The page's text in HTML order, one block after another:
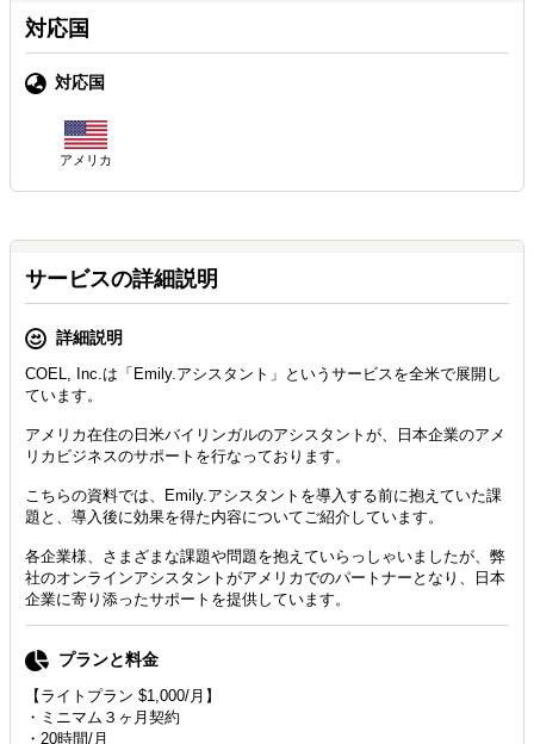
対応国
対応国
アメリカ
サービスの詳細説明
詳細説明
COEL, Inc.は「Emily.アシスタント」というサービスを全米で展開し
ています。
アメリカ在住の日米バイリンガルのアシスタントが、日本企業のアメ
リカビジネスのサポートを行なっております。
こちらの資料では、Emily.アシスタントを導入する前に抱えていた課
題と、導入後に効果を得た内容についてご紹介しています。
各企業様、さまざまな課題や問題を抱えていらっしゃいましたが、弊
社のオンラインアシスタントがアメリカでのパートナーとなり、日本
企業に寄り添ったサポートを提供しています。
プランと料金
【ライトプラン $1,000/月】
・ミニマム３ヶ月契約
・20時間/月